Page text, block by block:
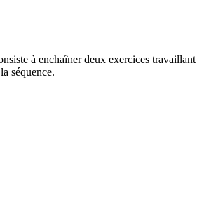
à enchaîner deux exercices travaillant
séquence.